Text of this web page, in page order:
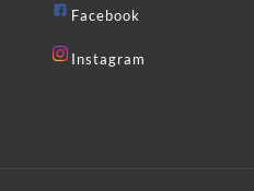
Facebook
Instagram